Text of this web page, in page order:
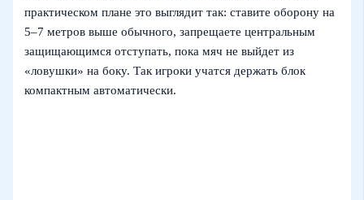
практическом плане это выглядит так: ставите оборону на
5–7 метров выше обычного, запрещаете центральным
защищающимся отступать, пока мяч не выйдет из
«ловушки» на боку. Так игроки учатся держать блок
компактным автоматически.